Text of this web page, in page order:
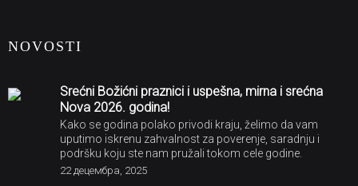
NOVOSTI
Srećni Božićni praznici i uspešna, mirna i srećna
Nova 2026. godina!
Kako se godina polako privodi kraju, želimo da vam
uputimo iskrenu zahvalnost za poverenje, saradnju i
podršku koju ste nam pružali tokom cele godine.
22 децембра, 2025